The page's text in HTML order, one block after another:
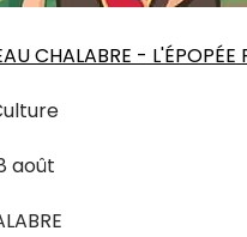
CHALABRE - L'ÉPOPÉE
août